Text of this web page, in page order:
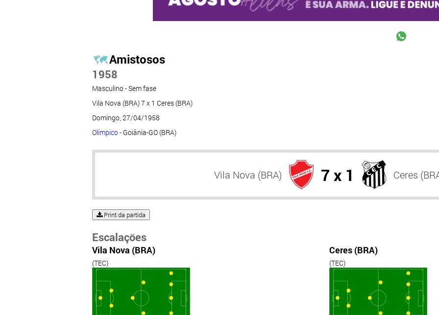
Amistosos
1958
Masculino - Sem fase
Vila Nova (BRA) 7 x 1 Ceres (BRA)
Domingo, 27/04/1958
Olímpico- Goiânia-GO (BRA)
Vila Nova (BRA) 7 x 1 Ceres
Print da partida
Escalações
Vila Nova (BRA)
(TEC)
Ceres (BRA)
(TEC)